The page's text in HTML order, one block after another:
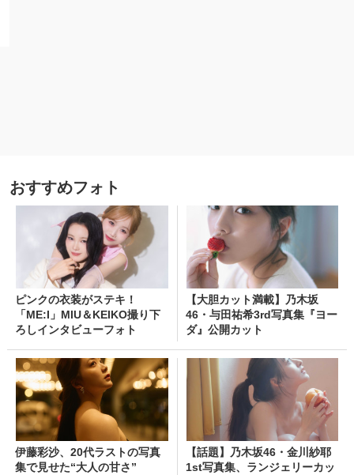
おすすめフォト
ピンクの衣装がステキ！
「ME:I」MIU＆KEIKO撮り下
ろしインタビューフォト
【大胆カット満載】乃木坂
46・与田祐希3rd写真集『ヨー
ダ』公開カット
伊藤彩沙、20代ラストの写真
集で見せた“大人の甘さ”
【話題】乃木坂46・金川紗耶
1st写真集、ランジェリーカッ